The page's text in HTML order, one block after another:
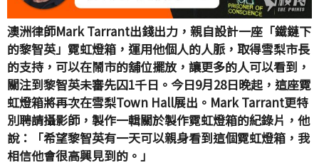
澳洲律師Mark Tarrant出錢出力，親自設計一座「鐵鏈下
的黎智英」霓虹燈箱，運用他個人的人脈，取得雪梨市長
的支持，可以在鬧市的舖位擺放，讓更多的人可以看到，
關注到黎智英未審先囚1千日。今日9月28日晚起，這座霓
虹燈箱將再次在雪梨Town Hall展出。Mark Tarrant更特
別聘請攝影師，製作一輯關於製作霓虹燈箱的紀錄片，他
說：「希望黎智英有一天可以親身看到這個霓虹燈箱，我
相信他會很高興見到的。」